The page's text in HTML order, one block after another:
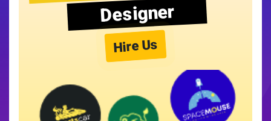
Designer
Hire Us